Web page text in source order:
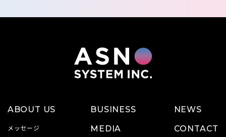
ABOUT US
メッセージ
BUSINESS
MEDIA
NEWS
CONTACT